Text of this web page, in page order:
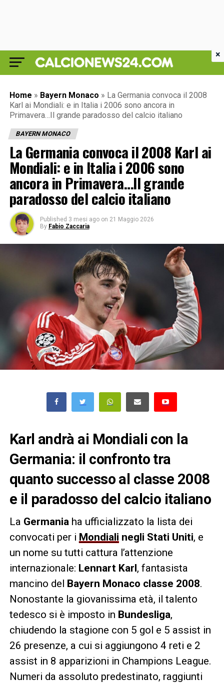
Home » Bayern Monaco » La Germania convoca il 2008
Karl ai Mondiali: e in Italia i 2006 sono ancora in
Primavera…Il grande paradosso del calcio italiano
BAYERN MONACO
La Germania convoca il 2008 Karl ai
Mondiali: e in Italia i 2006 sono
ancora in Primavera…Il grande
paradosso del calcio italiano
Published 3 mesi ago on 21 Maggio 2026
By Fabio Zaccaria
Karl andrà ai Mondiali con la
Germania: il confronto tra
quanto successo al classe 2008
e il paradosso del calcio italiano
La Germania ha ufficializzato la lista dei
convocati per i Mondiali negli Stati Uniti, e
un nome su tutti cattura l’attenzione
internazionale: Lennart Karl, fantasista
mancino del Bayern Monaco classe 2008.
Nonostante la giovanissima età, il talento
tedesco si è imposto in Bundesliga,
chiudendo la stagione con 5 gol e 5 assist in
26 presenze, a cui si aggiungono 4 reti e 2
assist in 8 apparizioni in Champions League.
Numeri da assoluto predestinato, raggiunti
×